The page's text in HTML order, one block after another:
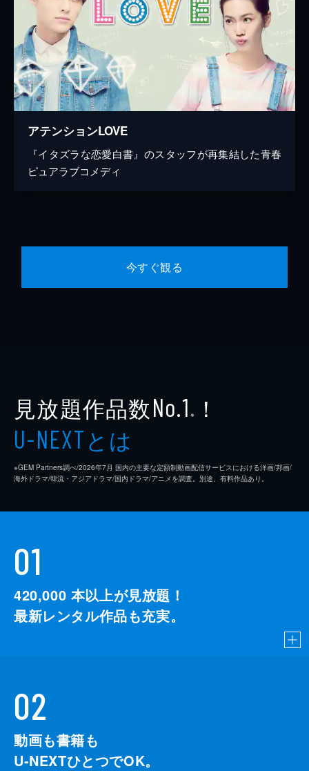
アテンションLOVE
『イタズラな恋愛白書』のスタッフが再集結した青春
ピュアラブコメディ
今すぐ観る
見放題作品数No.1 ※ ！
U-NEXTとは
※GEM Partners調べ/2026年7⽉ 国内の主要な定額制動画配信サービスにおける洋画/邦画/
海外ドラマ/韓流・アジアドラマ/国内ドラマ/アニメを調査。別途、有料作品あり。
01
420,000 本以上が見放題！
最新レンタル作品も充実。
02
動画も書籍も
U-NEXTひとつでOK。